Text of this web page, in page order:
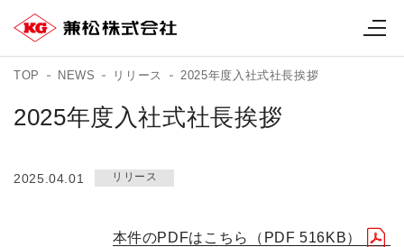
TOP NEWS リリース 2025年度入社式社長挨拶
2025年度入社式社長挨拶
2025.04.01 リリース
本件のPDFはこちら（PDF 516KB）